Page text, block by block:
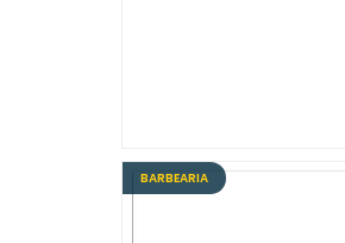
BARBEARIA